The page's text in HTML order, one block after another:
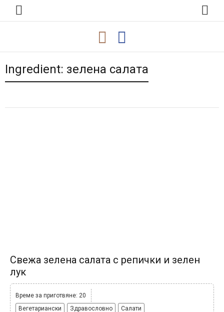
Ingredient: зелена салата
Свежа зелена салата с репички и зелен
лук
Време за приготвяне: 20
Вегетариански
Здравословно Салати